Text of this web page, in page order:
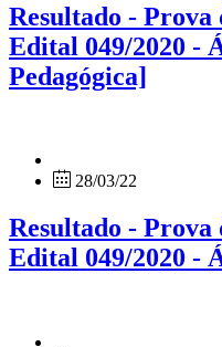
Resultado - Prova
Edital 049/2020 -
Pedagógica]
28/03/22
Resultado - Prova
Edital 049/2020 -